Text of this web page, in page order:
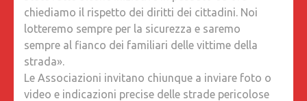
chiediamo il rispetto dei diritti dei cittadini. Noi
lotteremo sempre per la sicurezza e saremo
sempre al fianco dei familiari delle vittime della
strada».
Le Associazioni invitano chiunque a inviare foto o
video e indicazioni precise delle strade pericolose